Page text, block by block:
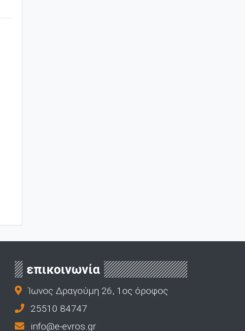
επικοινωνία
Ίωνος Δραγούμη 26, 1ος όροφος
25510 84747
info@e-evros.gr